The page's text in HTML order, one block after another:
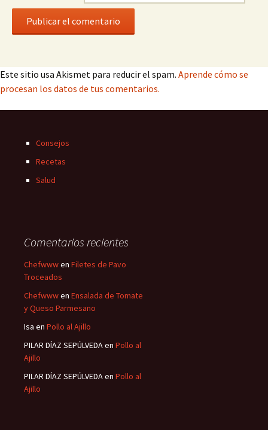
Este sitio usa Akismet para reducir el spam. Aprende cómo se
procesan los datos de tus comentarios.
Consejos
Recetas
Salud
Comentarios recientes
Chefwwwen Filetes de Pavo
Troceados
Chefwwwen Ensalada de Tomate
y Queso Parmesano
Isa en Pollo al Ajillo
PILAR DÍAZ SEPÚLVEDAen Pollo al
Ajillo
PILAR DÍAZ SEPÚLVEDAen Pollo al
Ajillo